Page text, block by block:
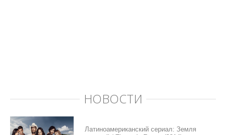
НОВОСТИ
Латиноамериканский сериал: Земля